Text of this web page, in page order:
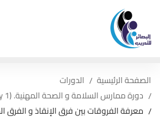
الصفحة الرئيسية
الدورات
دورة ممارس السلامة و الصحة المهنية. (Copy 1)
معرفة الفروقات بين فرق الإنقاذ و الفرق